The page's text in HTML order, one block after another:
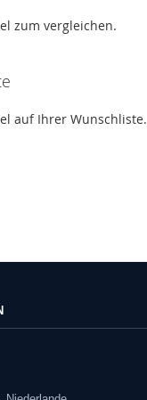
zum vergleichen.
auf Ihrer Wunschliste.